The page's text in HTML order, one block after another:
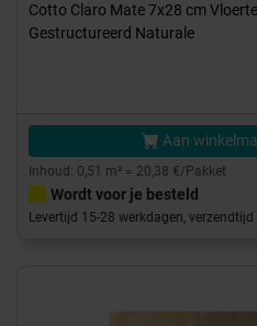
Cotto Claro Mate 7x28 cm
Gestructureerd Naturale
Aan
Inhoud: 0,51 m² = 20,38 €/Pakket
Wordt voor je besteld
Levertijd 15-28 werkdagen,